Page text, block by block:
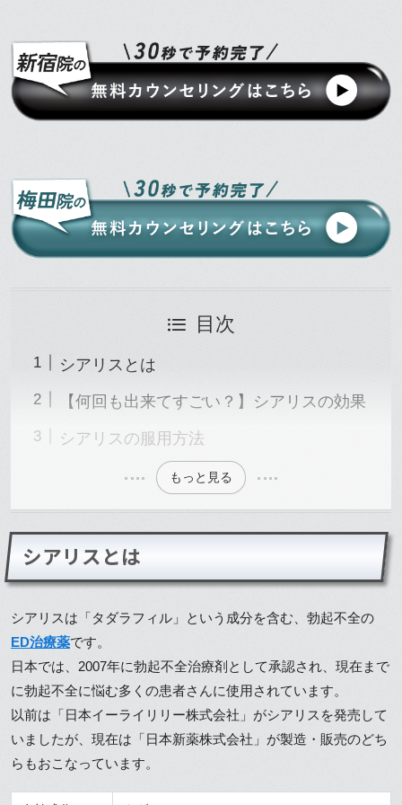
目次
シアリスとは
【何回も出来てすごい？】シアリスの効果
シアリスの服用方法
もっと見る
シアリスとは
シアリスは「タダラフィル」という成分を含む、勃起不全の
ED治療薬です。
日本では、2007年に勃起不全治療剤として承認され、現在まで
に勃起不全に悩む多くの患者さんに使用されています。
以前は「日本イーライリリー株式会社」がシアリスを発売して
いましたが、現在は「日本新薬株式会社」が製造・販売のどち
らもおこなっています。